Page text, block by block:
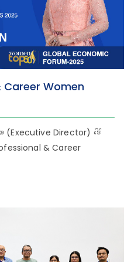
လွှဲပို့သူထံမှ ရရှိထားသော လျှို့ဝှက်
ကို ပြသ၍ MTB ဘဏ်ခွဲများ
ောမွေ့စွာ ထုတ်ယူနိုင်မှာ ဖြစ်
𝐖𝐢𝐭𝐡 𝐌𝐓𝐁 သင့်အနာဂတ်ဖန်တီး
Women
Director) ဒေါ်
& Career
ား MTB Bank အနေဖြင့် များ
စရှိသည့် ကဏ္ဍမျိုးစုံတွင်
ဆောင်ဦးရွက်ပြုနေသူတစ်ဦး